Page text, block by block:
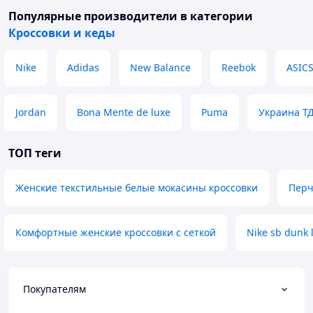
Популярные производители в категории
Кроссовки и кеды
Nike Adidas New Balance Reebok ASICS
Jordan Bona Mente de luxe Puma Украина
ТОП теги
Женские текстильные белые мокасины кроссовки
Комфортные женские кроссовки с сеткой Nike sb dunk
Покупателям